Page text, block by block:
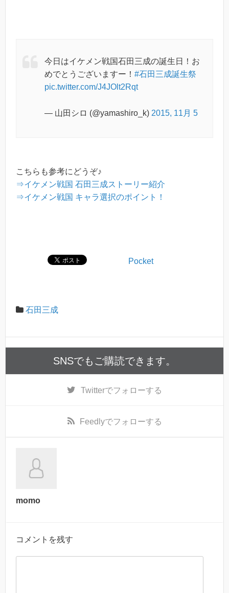
今日はイケメン戦国石田三成の誕生日！お
めでとうございますー！ #石田三成誕生祭
pic.twitter.com/J4JOlt2Rqt
— 山田シロ (@yamashiro_k) 2015, 11月 5
こちらも参考にどうぞ♪
⇒イケメン戦国 石田三成ストーリー紹介
⇒イケメン戦国 キャラ選択のポイント！
Pocket
石田三成
SNSでもご購読できます。
Twitterでフォローする
Feedlyでフォローする
momo
コメントを残す